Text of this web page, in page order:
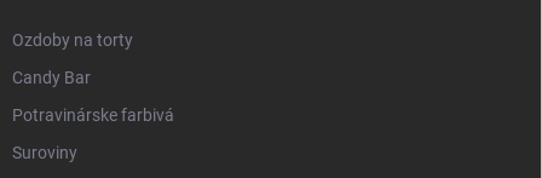
Ozdoby na torty
Candy Bar
Potravinárske farbivá
Suroviny